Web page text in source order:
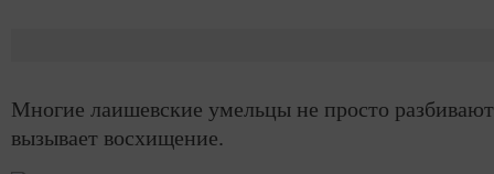
Многие лаишевские умельцы не просто
вызывает восхищение.